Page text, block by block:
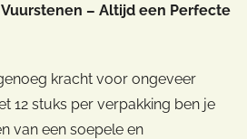
– Altijd een Perfecte
kracht voor ongeveer
12 stuks per verpakking ben je
van een soepele en